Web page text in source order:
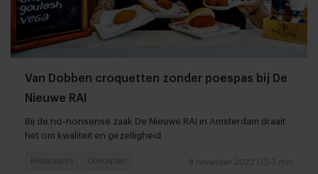
Van Dobben croquetten zonder poespas bij De
Nieuwe RAI
Bij de no-nonsense zaak De Nieuwe RAI in Amsterdam draait
het om kwaliteit en gezelligheid
8 november 2022 3 min
Restaurants Concepten